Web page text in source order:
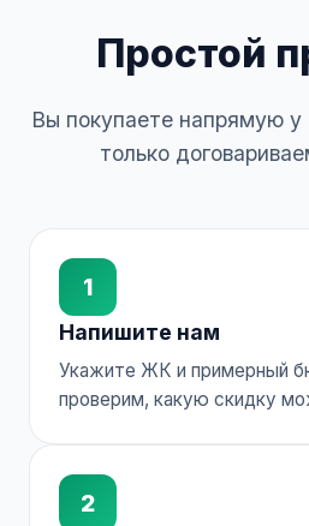
Простой
Вы покупаете напрямую
только
1
Напишите нам
Укажите ЖК и примерный
проверим, какую скидку
2